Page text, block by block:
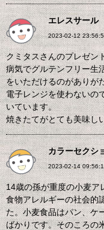
エレスサール
2023-02-12
クミタスさんのプレゼン
病気でグルテンフリー生
をいただけるのがありが
電子レンジを使わないの
いています。
焼きたてがとても美味し
カラーセクシ
2023-02-14
14歳の孫が重度の小麦ア
食物アレルギーの社会的
た。小麦食品はパン、ケ
ばかりです。そのころの